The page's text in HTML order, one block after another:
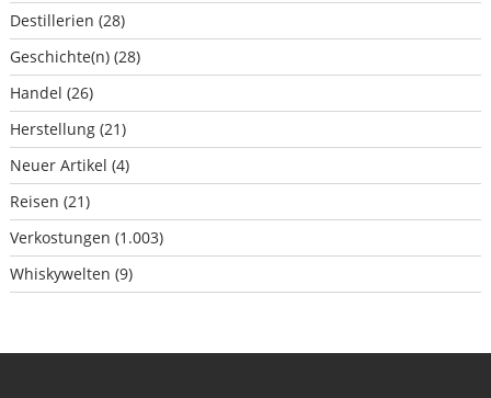
Destillerien (28)
Geschichte(n) (28)
Handel (26)
Herstellung (21)
Neuer Artikel (4)
Reisen (21)
Verkostungen (1.003)
Whiskywelten (9)